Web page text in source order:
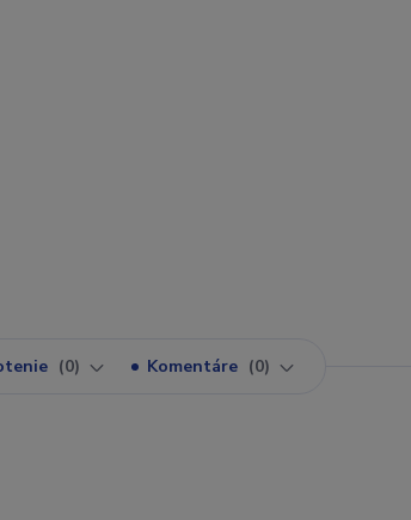
0 Komentáre 0